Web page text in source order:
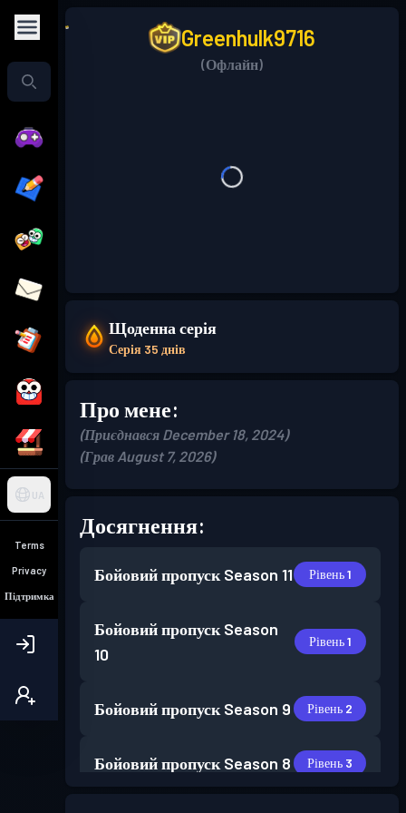
UA
Terms
Privacy
Підтримка
Greenhulk9716
(Офлайн)
Щоденна серія
Серія 35 днів
Про мене:
(Приєднався December 18, 2024)
(Грав August 7, 2026)
Досягнення:
Бойовий пропуск Season 11 Рівень 1
Бойовий пропуск Season
10
Рівень 1
Бойовий пропуск Season 9 Рівень 2
Бойовий пропуск Season 8 Рівень 3